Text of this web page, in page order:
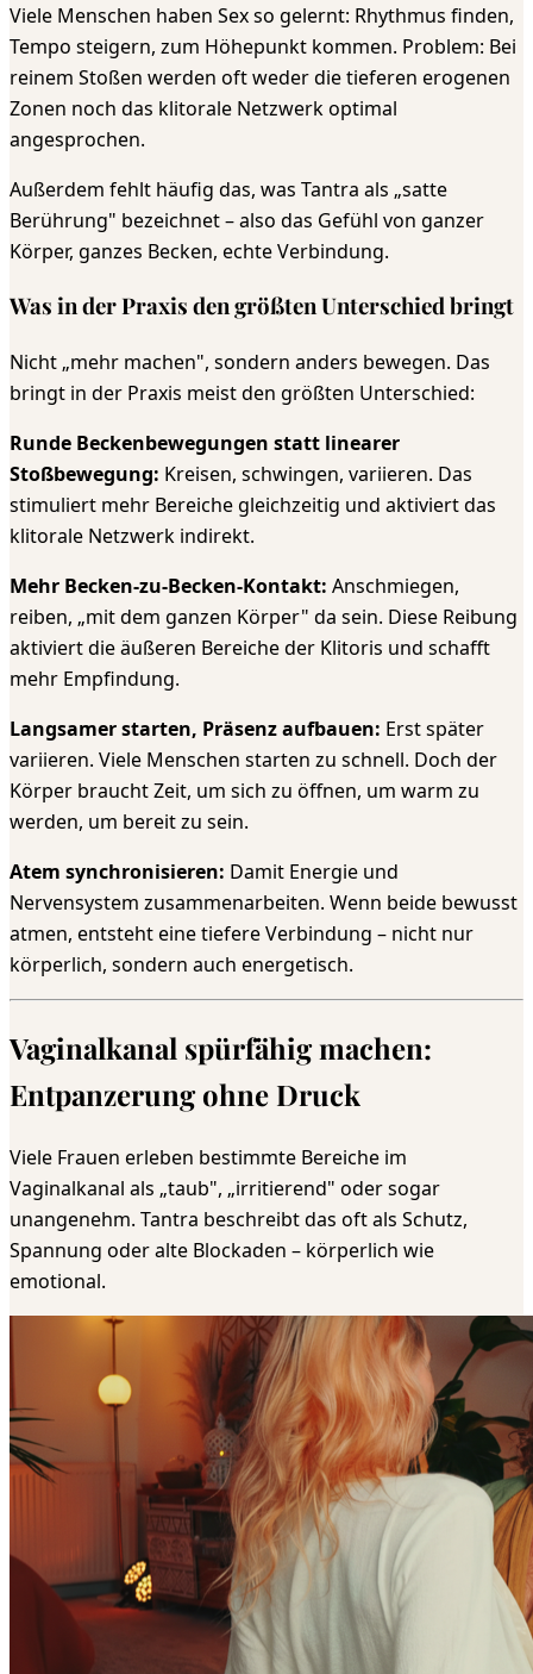
Viele Menschen haben Sex so gelernt: Rhythmus finden,
Tempo steigern, zum Höhepunkt kommen. Problem: Bei
reinem Stoßen werden oft weder die tieferen erogenen
Zonen noch das klitorale Netzwerk optimal
angesprochen.
Außerdem fehlt häufig das, was Tantra als „satte
Berührung" bezeichnet – also das Gefühl von ganzer
Körper, ganzes Becken, echte Verbindung.
Was in der Praxis den größten Unterschied bringt
Nicht „mehr machen", sondern anders bewegen. Das
bringt in der Praxis meist den größten Unterschied:
Runde Beckenbewegungen statt linearer
Stoßbewegung: Kreisen, schwingen, variieren. Das
stimuliert mehr Bereiche gleichzeitig und aktiviert das
klitorale Netzwerk indirekt.
Mehr Becken-zu-Becken-Kontakt: Anschmiegen,
reiben, „mit dem ganzen Körper" da sein. Diese Reibung
aktiviert die äußeren Bereiche der Klitoris und schafft
mehr Empfindung.
Langsamer starten, Präsenz aufbauen: Erst später
variieren. Viele Menschen starten zu schnell. Doch der
Körper braucht Zeit, um sich zu öffnen, um warm zu
werden, um bereit zu sein.
Atem synchronisieren: Damit Energie und
Nervensystem zusammenarbeiten. Wenn beide bewusst
atmen, entsteht eine tiefere Verbindung – nicht nur
körperlich, sondern auch energetisch.
Vaginalkanal spürfähig machen:
Entpanzerung ohne Druck
Viele Frauen erleben bestimmte Bereiche im
Vaginalkanal als „taub", „irritierend" oder sogar
unangenehm. Tantra beschreibt das oft als Schutz,
Spannung oder alte Blockaden – körperlich wie
emotional.